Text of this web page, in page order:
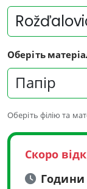
Оберіть
Оберіть філію та
Скоро
Години